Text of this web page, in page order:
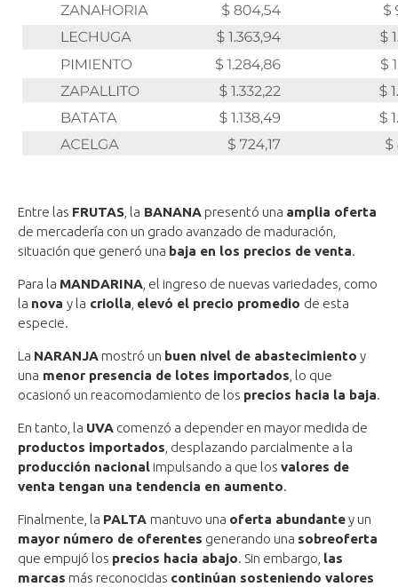
Entre las FRUTAS , la BANANA presentó una amplia oferta
de mercadería con un grado avanzado de maduración,
situación que generó una baja en los precios de venta.
Para la MANDARINA , el ingreso de nuevas variedades, como
la nova y la criolla elevó el precio promedio de esta
especie.
La NARANJA mostró un buen nivel de abastecimiento y
una menor presencia de lotes importados , lo que
ocasionó un reacomodamiento de los precios hacia la baja.
En tanto, la UVA comenzó a depender en mayor medida de
productos importados , desplazando parcialmente a la
producción nacional impulsando a que los valores de
venta tengan una tendencia en aumento.
Finalmente, la PALTA mantuvo una oferta abundantey un
mayor número de oferentes generando una sobreoferta
que empujó los precios hacia abajo. Sin embargo, las
marcas más reconocidas continúan sosteniendo valores